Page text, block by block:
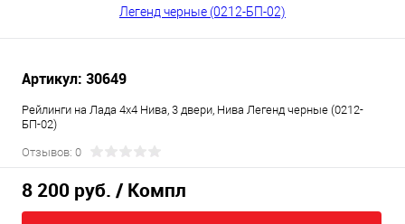
Артикул: 30649
Рейлинги на Лада 4х4 Нива, 3 двери, Нива Легенд черные (0212-
БП-02)
Отзывов: 0
8 200 руб. / Компл